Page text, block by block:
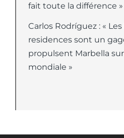
fait toute la différence »
Carlos Rodríguez : «
residences sont un
propulsent Marbella
mondiale »